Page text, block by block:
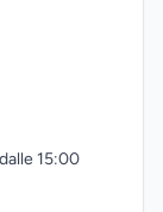
15:00